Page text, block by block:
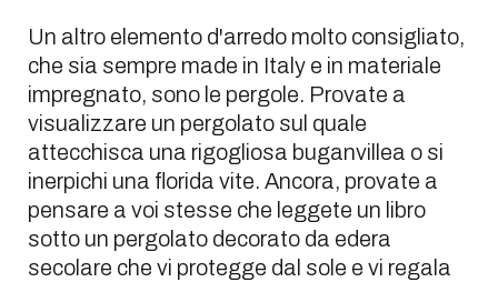
Un altro elemento d'arredo molto consigliato,
che sia sempre made in Italy e in materiale
impregnato, sono le pergole. Provate a
visualizzare un pergolato sul quale
attecchisca una rigogliosa buganvillea o si
inerpichi una florida vite. Ancora, provate a
pensare a voi stesse che leggete un libro
sotto un pergolato decorato da edera
secolare che vi protegge dal sole e vi regala